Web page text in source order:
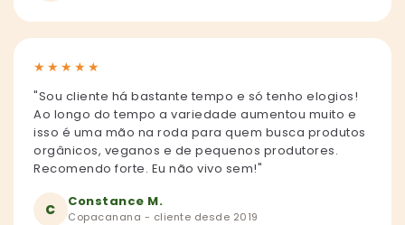
★ ★ ★ ★ ★
"Sou cliente há bastante tempo e só tenho elogios!
Ao longo do tempo a variedade aumentou muito e
isso é uma mão na roda para quem busca produtos
orgânicos, veganos e de pequenos produtores.
Recomendo forte. Eu não vivo sem!"
C Constance M.
Copacanana - cliente desde 2019